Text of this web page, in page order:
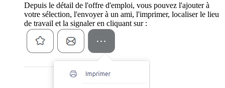
Depuis le détail de l'offre d'emploi, vous pouvez l'ajouter à
votre sélection, l'envoyer à un ami, l'imprimer, localiser le lieu
de travail et la signaler en cliquant sur :